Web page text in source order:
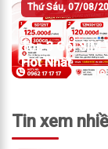
Thứ Sáu, 07/08/
Top 3 Gói SIM
Hot Nhất
Tin xem